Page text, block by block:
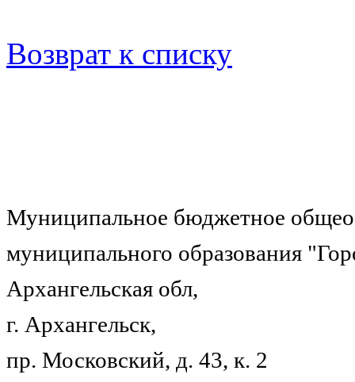
Возврат к списку
Муниципальное бюджетное
муниципального образования
Архангельская обл,
г. Архангельск,
пр. Московский, д. 43, к. 2